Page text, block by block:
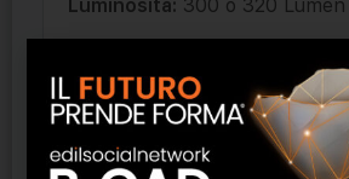
Luminosità: 300 o 320 Lumen
Ottica:Puntata
Indice di resa cromatica (CRI):